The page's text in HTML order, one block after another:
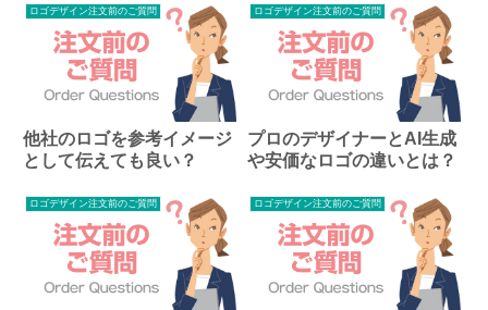
ロゴデザイン注文前のご質問
他社のロゴを参考イメージ
として伝えても良い？
ロゴデザイン注文前のご質問
プロのデザイナーとAI生成
や安価なロゴの違いとは？
ロゴデザイン注文前のご質問 ロゴデザイン注文前のご質問